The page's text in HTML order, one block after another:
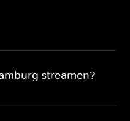
streamen?